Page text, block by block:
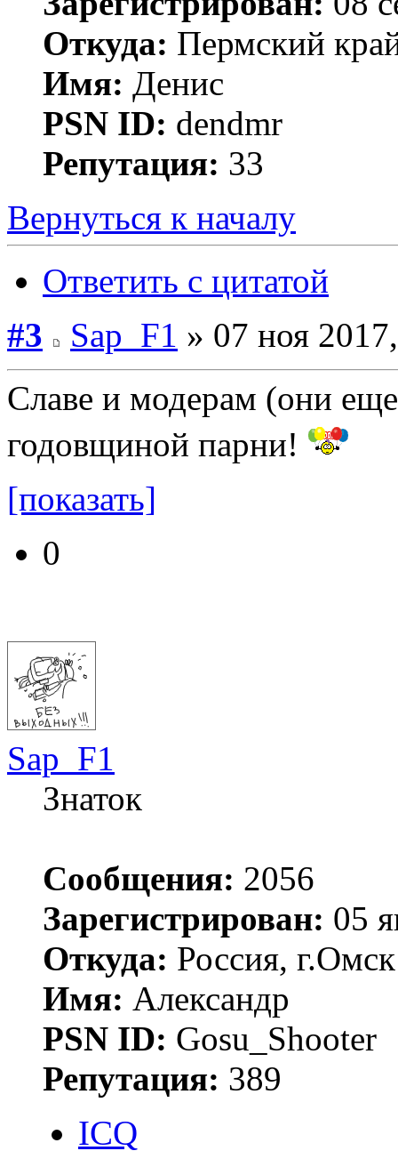
Откуда: Пермский
Имя: Денис
PSN ID: dendmr
Репутация: 33
Вернуться к началу
Ответить с цитатой
#3
Sap_F1 » 07 ноя
Славе и модерам (они
годовщиной парни!
[показать]
0
Sap_F1
Знаток
Сообщения: 2056
Зарегистрирован: 05
Откуда: Россия, г.Омск
Имя: Александр
PSN ID: Gosu_Shooter
Репутация: 389
ICQ